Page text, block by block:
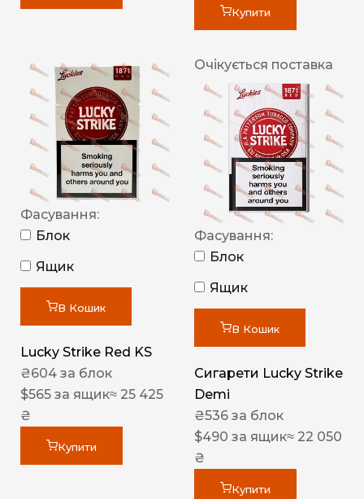
Купити
Фасування:
Блок
Ящик
В Кошик
Lucky Strike Red KS
₴604 за блок
$565 за ящик≈ 25 425
₴
Купити
Очікується поставка
Фасування:
Блок
Ящик
В Кошик
Сигарети Lucky Strike
Demi
₴536 за блок
$490 за ящик≈ 22 050
₴
Купити